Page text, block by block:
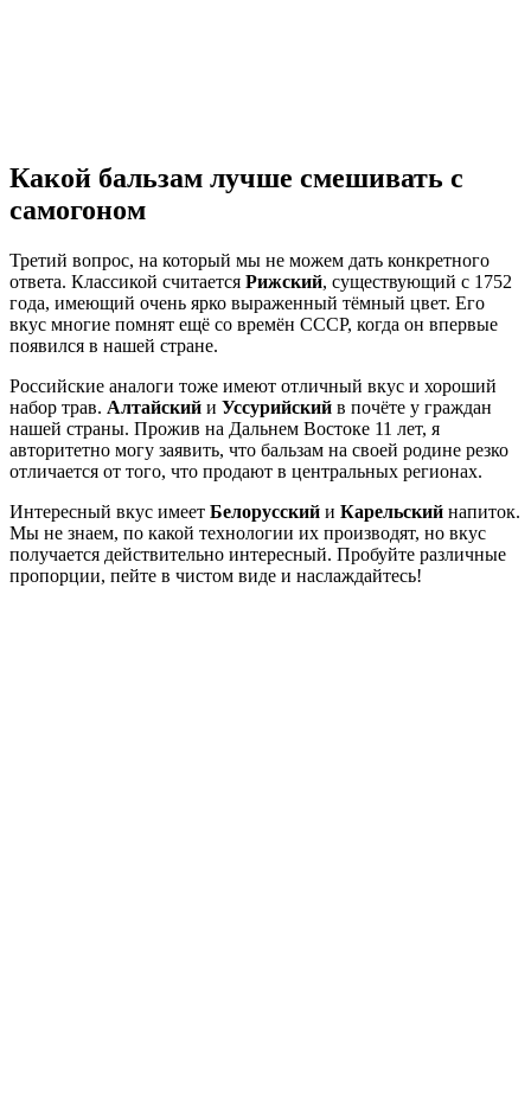
Какой бальзам лучше смешивать с
самогоном
Третий вопрос, на который мы не можем дать конкретного
ответа. Классикой считается Рижский, существующий с 1752
года, имеющий очень ярко выраженный тёмный цвет. Его
вкус многие помнят ещё со времён СССР, когда он впервые
появился в нашей стране.
Российские аналоги тоже имеют отличный вкус и хороший
набор трав. Алтайский и Уссурийский в почёте у граждан
нашей страны. Прожив на Дальнем Востоке 11 лет, я
авторитетно могу заявить, что бальзам на своей родине резко
отличается от того, что продают в центральных регионах.
Интересный вкус имеет Белорусский и Карельский напиток.
Мы не знаем, по какой технологии их производят, но вкус
получается действительно интересный. Пробуйте различные
пропорции, пейте в чистом виде и наслаждайтесь!